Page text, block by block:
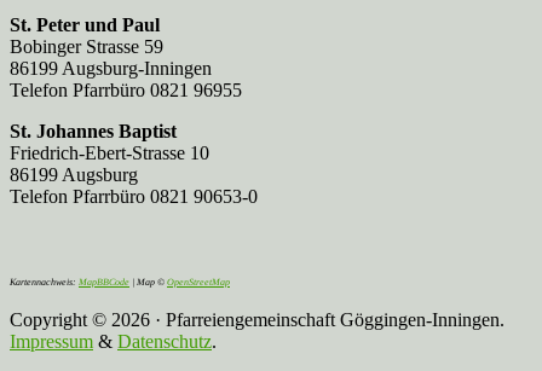
St. Peter und Paul
Bobinger Strasse 59
86199 Augsburg-Inningen
Telefon Pfarrbüro 0821 96955
St. Johannes Baptist
Friedrich-Ebert-Strasse 10
86199 Augsburg
Telefon Pfarrbüro 0821 90653-0
Kartennachweis: MapBBCode | Map © OpenStreetMap
Copyright © 2026 · Pfarreiengemeinschaft Göggingen-Inningen.
Impressum & Datenschutz.